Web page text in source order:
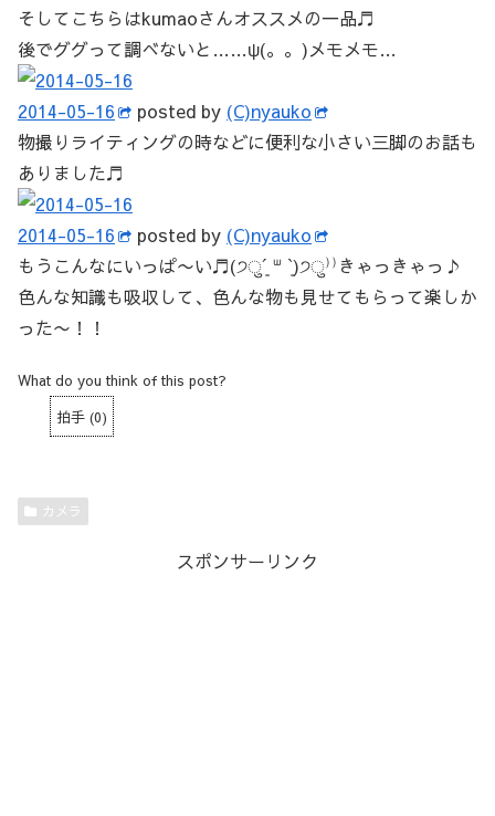
そしてこちらはkumaoさんオススメの一品♬
後でググって調べないと……ψ(。。)メモメモ…
2014-05-16 posted by (C)nyauko
物撮りライティングの時などに便利な小さい三脚のお話も
ありました♬
2014-05-16 posted by (C)nyauko
もうこんなにいっぱ〜い♬(੭ु´͈ ᐜ `͈)੭ु⁾⁾きゃっきゃっ♪
色んな知識も吸収して、色んな物も見せてもらって楽しか
った〜！！
What do you think of this post?
拍手 (0)
カメラ
スポンサーリンク